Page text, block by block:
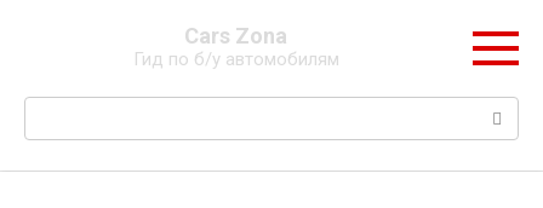
Cars Zona
Гид по б/у автомобилям
Поиск: